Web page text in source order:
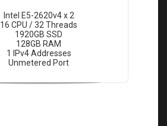
Intel E5-2620v4 x 2
16 CPU / 32 Threads
1920GB SSD
128GB RAM
1 IPv4 Addresses
Unmetered Port